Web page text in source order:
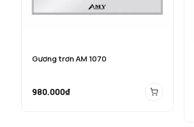
Gương trơn AM 1070
980.000₫